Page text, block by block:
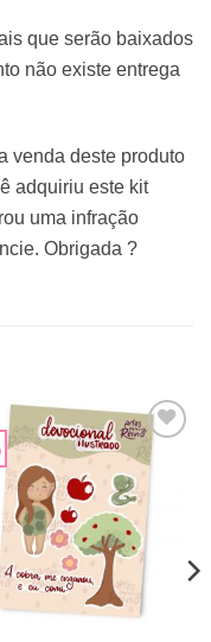
que serão baixados
não existe entrega
venda deste produto
adquiriu este kit
uma infração
Obrigada ?
Adicionar
a lista de
desejos